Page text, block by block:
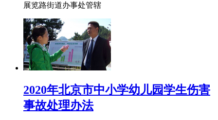
展览路街道办事处管辖
2020年北京市中小学幼儿园学生伤害
事故处理办法